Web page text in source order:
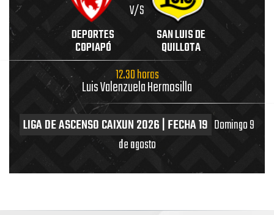
DEPORTES
COPIAPÓ
V/S
SAN LUIS DE
QUILLOTA
12.30 horas
Luis Valenzuela Hermosilla
LIGA DE ASCENSO CAIXUN 2026 | FECHA 19 Domingo 9
de agosto